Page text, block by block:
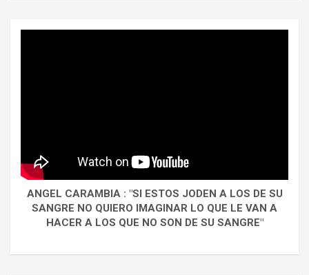
ANGEL CARAMBIA : "SI ESTOS JODEN A LOS DE SU
SANGRE NO QUIERO IMAGINAR LO QUE LE VAN A
HACER A LOS QUE NO SON DE SU SANGRE"